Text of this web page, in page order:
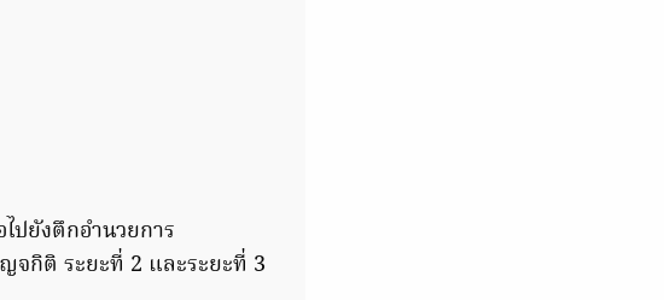
ปยังตึกอำนวยการ
จกิติ ระยะที่ 2 และระยะที่ 3